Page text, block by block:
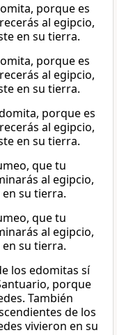
porque es
al egipcio,
en su tierra.
porque es
al egipcio,
en su tierra.
porque es
al egipcio,
en su tierra.
que tu
al egipcio,
su tierra.
que tu
al egipcio,
su tierra.
los edomitas sí
porque
También
de los
vivieron en su